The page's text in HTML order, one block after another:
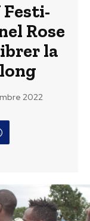
Festi-
Rose
la
2022